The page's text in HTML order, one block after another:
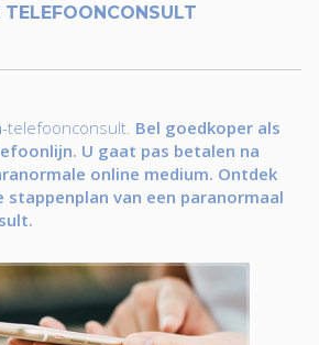
TELEFOONCONSULT
-telefoonconsult. Bel goedkoper als
U gaat pas betalen na
online medium. Ontdek
stappenplan van een paranormaal